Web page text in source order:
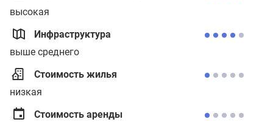
высокая
Инфраструктура
выше среднего
Стоимость жилья
низкая
Стоимость аренды